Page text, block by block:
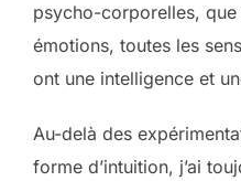
psycho-corporelles,
émotions, toutes les
ont une intelligence et
Au-delà des
forme d’intuition, j’ai